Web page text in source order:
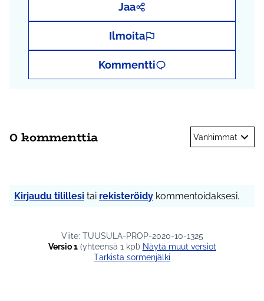
Jaa
Ilmoita
Kommentti
0 kommenttia Vanhimmat
Kirjaudu tilillesi tai rekisteröidy kommentoidaksesi.
Viite: TUUSULA-PROP-2020-10-1325
Versio 1(yhteensä 1 kpl)
näytä muut versiot
Tarkista sormenjälki